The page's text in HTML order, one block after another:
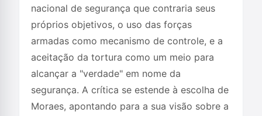
nacional de segurança que contraria seus
próprios objetivos, o uso das forças
armadas como mecanismo de controle, e a
aceitação da tortura como um meio para
alcançar a "verdade" em nome da
segurança. A crítica se estende à escolha de
Moraes, apontando para a sua visão sobre a